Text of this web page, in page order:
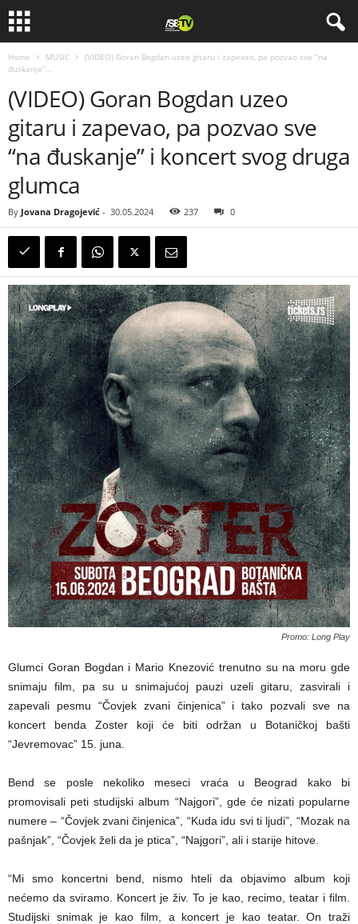
Home MUSIC
(VIDEO) Goran Bogdan uzeo gitaru i zapevao, pa pozvao sve “na
đuskanje”...
(VIDEO) Goran Bogdan uzeo
gitaru i zapevao, pa pozvao sve
“na đuskanje” i koncert svog druga
glumca
By Jovana Dragojević - 30.05.2024 237 0
Promo: Long Play
Glumci Goran Bogdan i Mario Knezović trenutno su na moru gde
snimaju film, pa su u snimajućoj pauzi uzeli gitaru, zasvirali i
zapevali pesmu “Čovjek zvani činjenica” i tako pozvali sve na
koncert benda Zoster koji će biti održan u Botaničkoj bašti
“Jevremovac” 15. juna.
Bend se posle nekoliko meseci vraća u Beograd kako bi
promovisali peti studijski album “Najgori”, gde će nizati popularne
numere – “Čovjek zvani činjenica”, “Kuda idu svi ti ljudi”, “Mozak na
pašnjak”, “Čovjek želi da je ptica”, “Najgori”, ali i starije hitove.
“Mi smo koncertni bend, nismo hteli da objavimo album koji
nećemo da sviramo. Koncert je živ. To je kao, recimo, teatar i film.
Studijski snimak je kao film, a koncert je kao teatar. On traži